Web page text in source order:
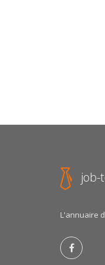
job-
L'annuaire